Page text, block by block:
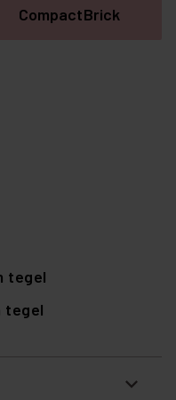
CompactBrick
tegel
tegel